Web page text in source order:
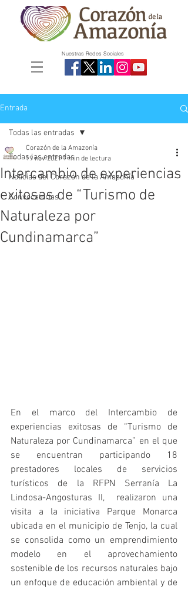
Nuestras Redes Sociales
Entrada
Todas las entradas
Noticias del Corazón de la Amazonía
Convocatorias
Todas las entradas
Intercambio de experiencias
exitosas de “Turismo de
Naturaleza por
Cundinamarca”
Corazón de la Amazonía
19 nov 2021 1 min de lectura
En el marco del Intercambio de
experiencias exitosas de “Turismo de
Naturaleza por Cundinamarca” en el que
se encuentran participando 18
prestadores locales de servicios
turísticos de la RFPN Serranía La
Lindosa-Angosturas II,  realizaron una
visita a la iniciativa Parque Monarca
ubicada en el municipio de Tenjo, la cual
se consolida como un emprendimiento
modelo en el aprovechamiento
sostenible de los recursos naturales bajo
un enfoque de educación ambiental y de